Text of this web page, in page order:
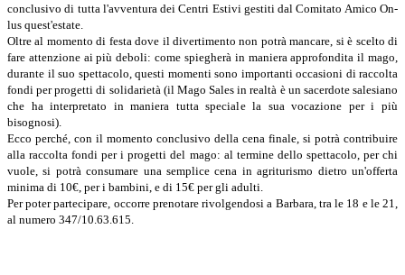
conclusivo di tutta l'avven­tura dei Centri Estivi gesti­ti dal Comitato Amico On­
lus quest'estate.
Oltre al momento di fe­sta dove il divertimento non potrà mancare, si è scelto di
fare attenzione ai più debo­li: come spiegherà in manie­ra approfondita il mago,
du­rante il suo spettacolo, que­sti momenti sono importan­ti occasioni di raccolta
fondi per progetti di solidarietà (il Mago Sales in realtà è un sacerdote salesiano
che ha interpretato in maniera tut­ta speciale la sua vocazione per i più
bisognosi).
Ecco perché, con il mo­mento conclusivo della cena finale, si potrà contribuire
alla raccolta fondi per i pro­getti del mago: al termine dello spettacolo, per chi
vuole, si potrà consumare una semplice cena in agri­turismo dietro un'offerta
minima di 10€, per i bambi­ni, e di 15€ per gli adul­ti.
Per poter partecipare, occorre prenotare rivolgen­dosi a Barbara, tra le 18 e le 21,
al numero 347/10.63.615.